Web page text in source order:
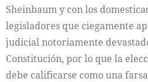
Sheinbaum y con los
legisladores que ciegamente
judicial notoriamente
Constitución, por lo que la
debe calificarse como una